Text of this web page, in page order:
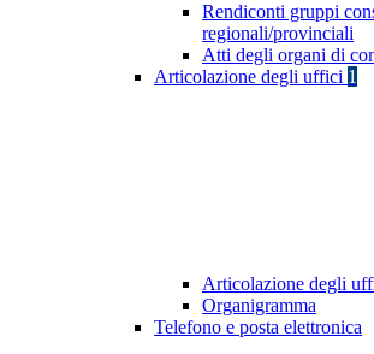
Rendiconti gruppi
regionali/provinciali
Atti degli organi di
Articolazione degli uffici 1
Articolazione degli
Organigramma
Telefono e posta elettronica